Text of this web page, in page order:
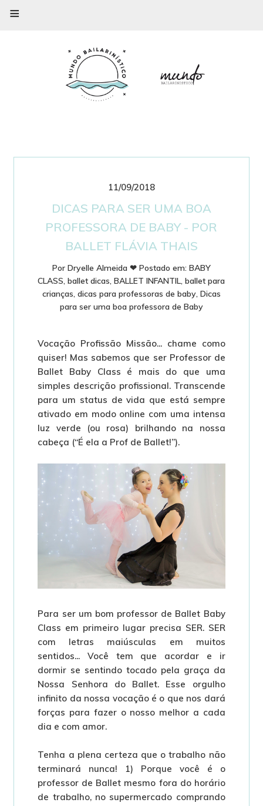
≡
11/09/2018
DICAS PARA SER UMA BOA
PROFESSORA DE BABY - POR
BALLET FLÁVIA THAIS
Por Dryelle Almeida ❤ Postado em: BABY
CLASS,ballet dicas,BALLET INFANTIL,ballet para
crianças, dicas para professoras de baby, Dicas
para ser uma boa professora de Baby
Vocação Profissão Missão... chame como
quiser! Mas sabemos que ser Professor de
Ballet Baby Class é mais do que uma
simples descrição profissional. Transcende
para um status de vida que está sempre
ativado em modo online com uma intensa
luz verde (ou rosa) brilhando na nossa
cabeça (“É ela a Prof de Ballet!”).
Para ser um bom professor de Ballet Baby
Class em primeiro lugar precisa SER. SER
com letras maiúsculas em muitos
sentidos... Você tem que acordar e ir
dormir se sentindo tocado pela graça da
Nossa Senhora do Ballet. Esse orgulho
infinito da nossa vocação é o que nos dará
forças para fazer o nosso melhor a cada
dia e com amor.
Tenha a plena certeza que o trabalho não
terminará nunca! 1) Porque você é o
professor de Ballet mesmo fora do horário
de trabalho, no supermercado comprando